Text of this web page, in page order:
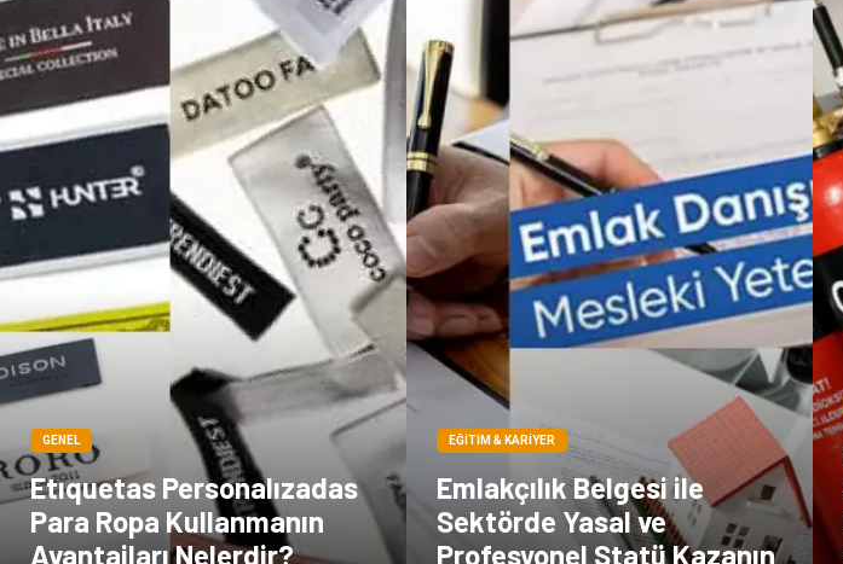
GENEL
Etıquetas Personalızadas
Para Ropa Kullanmanın
Avantajları Nelerdir?
EĞITIM & KARIYER
Emlakçılık Belgesi ile
Sektörde Yasal ve
Profesyonel Statü Kazanın